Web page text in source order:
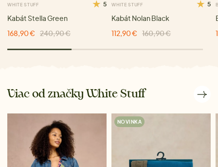
WHITE STUFF 5
Kabát Stella Green
168,90 €
240,90 €
WHITE STUFF 5
Kabát Nolan Black
112,90 €
160,90 €
Viac od značky White Stuff
NOVINKA